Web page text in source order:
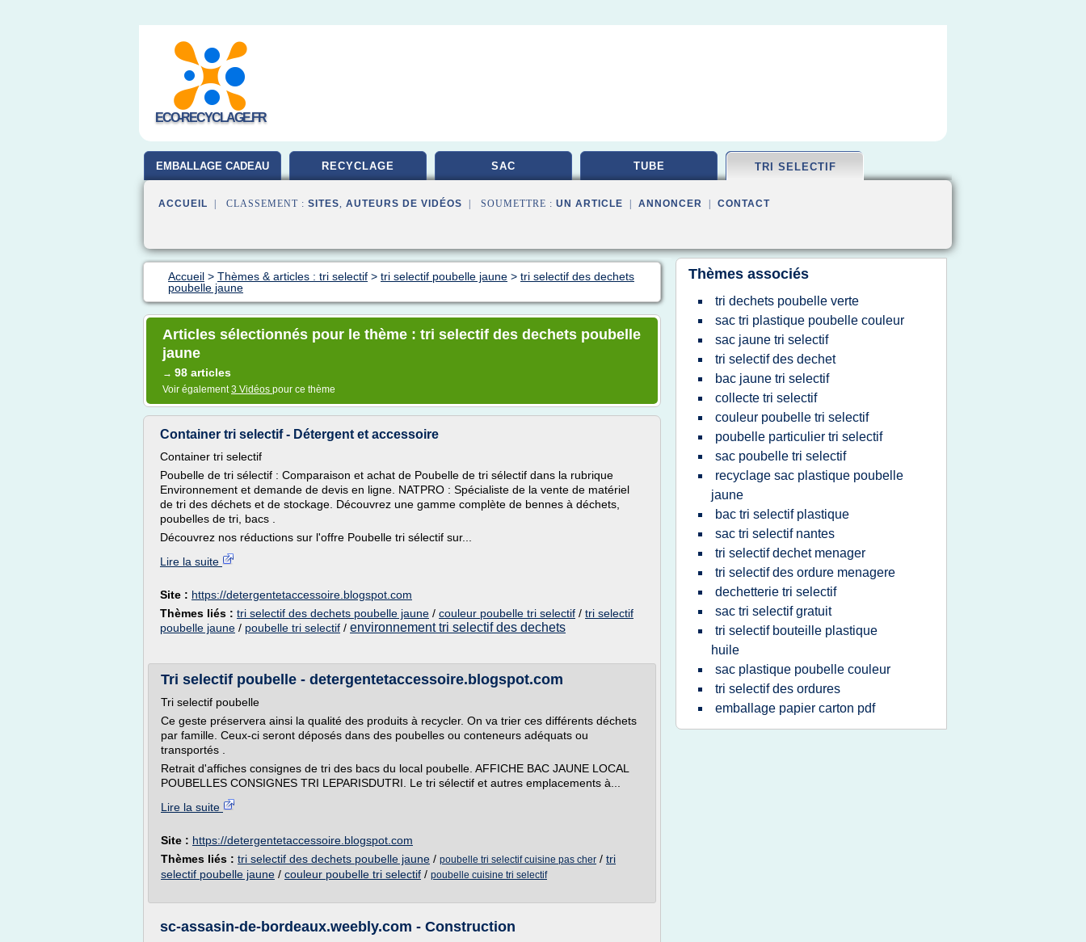
ECO-RECYCLAGE.FR
EMBALLAGE CADEAU RECYCLAGE SAC TUBE TRI SELECTIF
ACCUEIL | CLASSEMENT : SITES, AUTEURS DE VIDÉOS | SOUMETTRE : UN ARTICLE ANNONCER CONTACT
Accueil > Thèmes & articles : tri selectif > tri selectif poubelle jaune > tri selectif des dechets
poubelle jaune
Articles sélectionnés pour le thème : tri selectif des dechets poubelle
jaune
→ 98 articles
Voir également3 Vidéos pour ce thème
Container tri selectif - Détergent et accessoire
Container tri selectif
Poubelle de tri sélectif : Comparaison et achat de Poubelle de tri sélectif dans la rubrique
Environnement et demande de devis en ligne. NATPRO : Spécialiste de la vente de matériel
de tri des déchets et de stockage. Découvrez une gamme complète de bennes à déchets,
poubelles de tri, bacs .
Découvrez nos réductions sur l'offre Poubelle tri sélectif sur...
Lire la suite
Site : https://detergentetaccessoire.blogspot.com
Thèmes liés : tri selectif des dechets poubelle jaune / couleur poubelle tri selectif / tri selectif
poubelle jaune / poubelle tri selectif / environnement tri selectif des dechets
Tri selectif poubelle - detergentetaccessoire.blogspot.com
Tri selectif poubelle
Ce geste préservera ainsi la qualité des produits à recycler. On va trier ces différents déchets
par famille. Ceux-ci seront déposés dans des poubelles ou conteneurs adéquats ou
transportés .
Retrait d'affiches consignes de tri des bacs du local poubelle. AFFICHE BAC JAUNE LOCAL
POUBELLES CONSIGNES TRI LEPARISDUTRI. Le tri sélectif et autres emplacements à...
Lire la suite
Site : https://detergentetaccessoire.blogspot.com
Thèmes liés : tri selectif des dechets poubelle jaune / poubelle tri selectif cuisine pas cher / tri
selectif poubelle jaune / couleur poubelle tri selectif / poubelle cuisine tri selectif
sc-assasin-de-bordeaux.weebly.com - Construction
Thèmes associés
tri dechets poubelle verte
sac tri plastique poubelle couleur
sac jaune tri selectif
tri selectif des dechet
bac jaune tri selectif
collecte tri selectif
couleur poubelle tri selectif
poubelle particulier tri selectif
sac poubelle tri selectif
recyclage sac plastique poubelle
jaune
bac tri selectif plastique
sac tri selectif nantes
tri selectif dechet menager
tri selectif des ordure menagere
dechetterie tri selectif
sac tri selectif gratuit
tri selectif bouteille plastique
huile
sac plastique poubelle couleur
tri selectif des ordures
emballage papier carton pdf